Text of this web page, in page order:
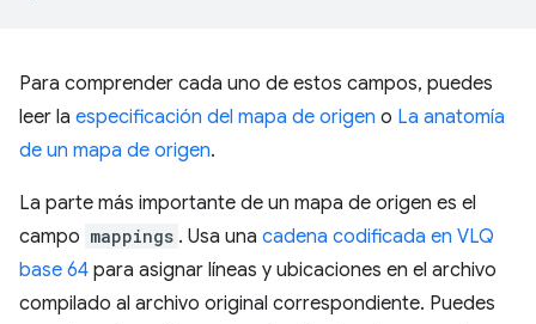
Para comprender cada uno de estos campos, puedes
leer la especificación del mapa de origen o La anatomía
de un mapa de origen.
La parte más importante de un mapa de origen es el
campo mappings . Usa una cadena codificada en VLQ
base 64 para asignar líneas y ubicaciones en el archivo
compilado al archivo original correspondiente. Puedes